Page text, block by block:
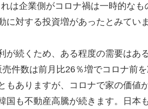
は企業側がコロナ禍は一時的な
に対する投資増があったとみていま
が続くため、ある程度の需要はあ
件数は前月比26％増でコロナ前
もありますが、コロナで家の価値
国も不動産高騰が続きます。日本